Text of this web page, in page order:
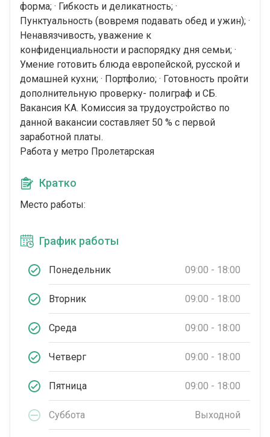
форма; · Гибкость и деликатность; ·
Пунктуальность (вовремя подавать обед и ужин); ·
Ненавязчивость, уважение к
конфиденциальности и распорядку дня семьи; ·
Умение готовить блюда европейской, русской и
домашней кухни; · Портфолио; · Готовность пройти
дополнительную проверку- полиграф и СБ.
Вакансия КА. Комиссия за трудоустройство по
данной вакансии составляет 50 % с первой
заработной платы.
Работа у метро Пролетарская
Кратко
Место работы:
График работы
Понедельник 09:00 - 18:00
Вторник 09:00 - 18:00
Среда 09:00 - 18:00
Четверг 09:00 - 18:00
Пятница 09:00 - 18:00
Суббота Выходной